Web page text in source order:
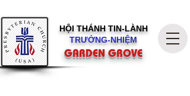
HỘI THÁNH TIN-LÀNH
TRƯỞNG-NHIỆM
GARDEN GROVE